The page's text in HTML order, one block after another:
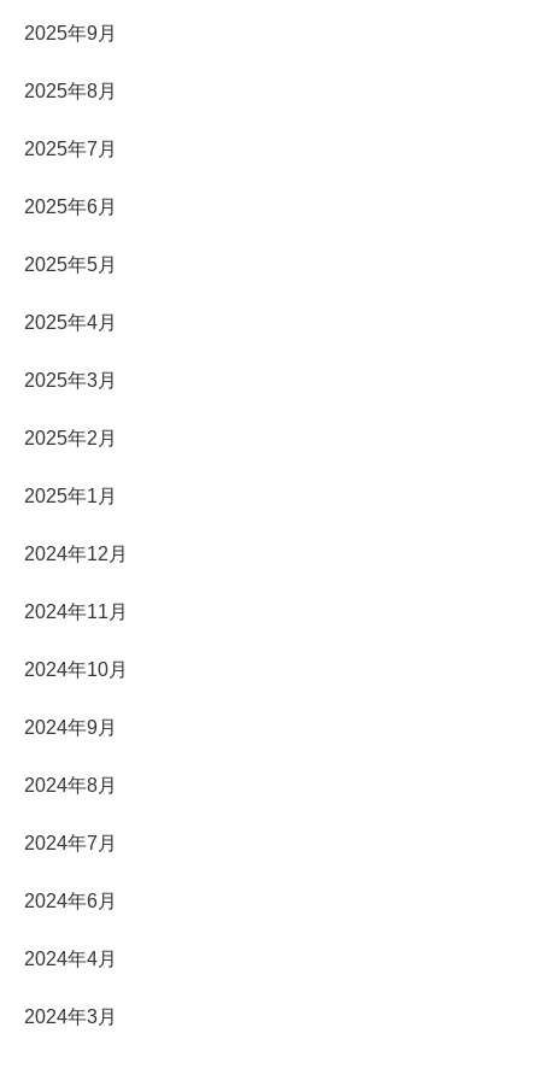
2025年9月
2025年8月
2025年7月
2025年6月
2025年5月
2025年4月
2025年3月
2025年2月
2025年1月
2024年12月
2024年11月
2024年10月
2024年9月
2024年8月
2024年7月
2024年6月
2024年4月
2024年3月